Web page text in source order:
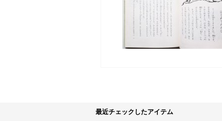
最近チェックしたアイテム